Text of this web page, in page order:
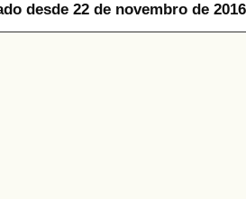
desde 22 de novembro de